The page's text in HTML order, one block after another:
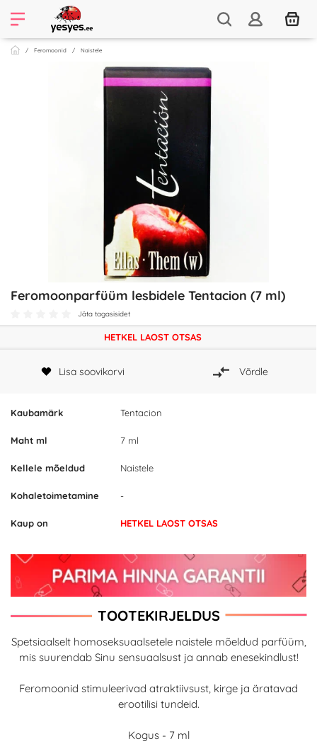
Feromoonid Naistele
Feromoonparfüüm lesbidele Tentacion (7 ml)
Jäta tagasisidet
Kaubamärk Tentacion
Maht ml 7 ml
Kellele mõeldud Naistele
Kohaletoimetamine -
Kaup on HETKEL LAOST OTSAS
HETKEL LAOST OTSAS
Lisa soovikorvi Võrdle
TOOTEKIRJELDUS
Spetsiaalselt homoseksuaalsetele naistele mõeldud parfüüm,
mis suurendab Sinu sensuaalsust ja annab enesekindlust!
Feromoonid stimuleerivad atraktiivsust, kirge ja äratavad
erootilisi tundeid.
Kogus - 7 ml